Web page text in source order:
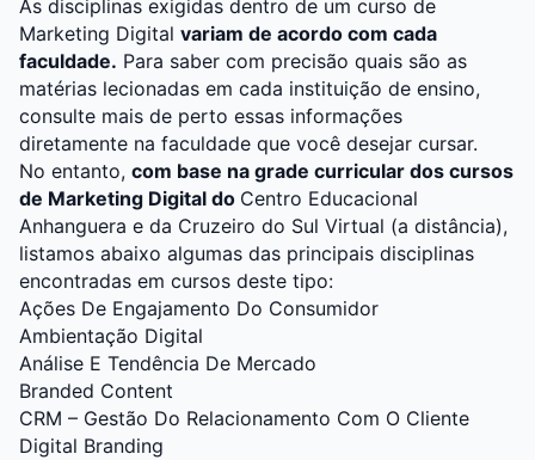
As disciplinas exigidas dentro de um curso de
Marketing Digital variam de acordo com cada
faculdade. Para saber com precisão quais são as
matérias lecionadas em cada instituição de ensino,
consulte mais de perto essas informações
diretamente na faculdade que você desejar cursar.
No entanto, com base na grade curricular dos cursos
de Marketing Digital do Centro Educacional
Anhanguera e da Cruzeiro do Sul Virtual (a distância),
listamos abaixo algumas das principais disciplinas
encontradas em cursos deste tipo:
Ações De Engajamento Do Consumidor
Ambientação Digital
Análise E Tendência De Mercado
Branded Content
CRM – Gestão Do Relacionamento Com O Cliente
Digital Branding